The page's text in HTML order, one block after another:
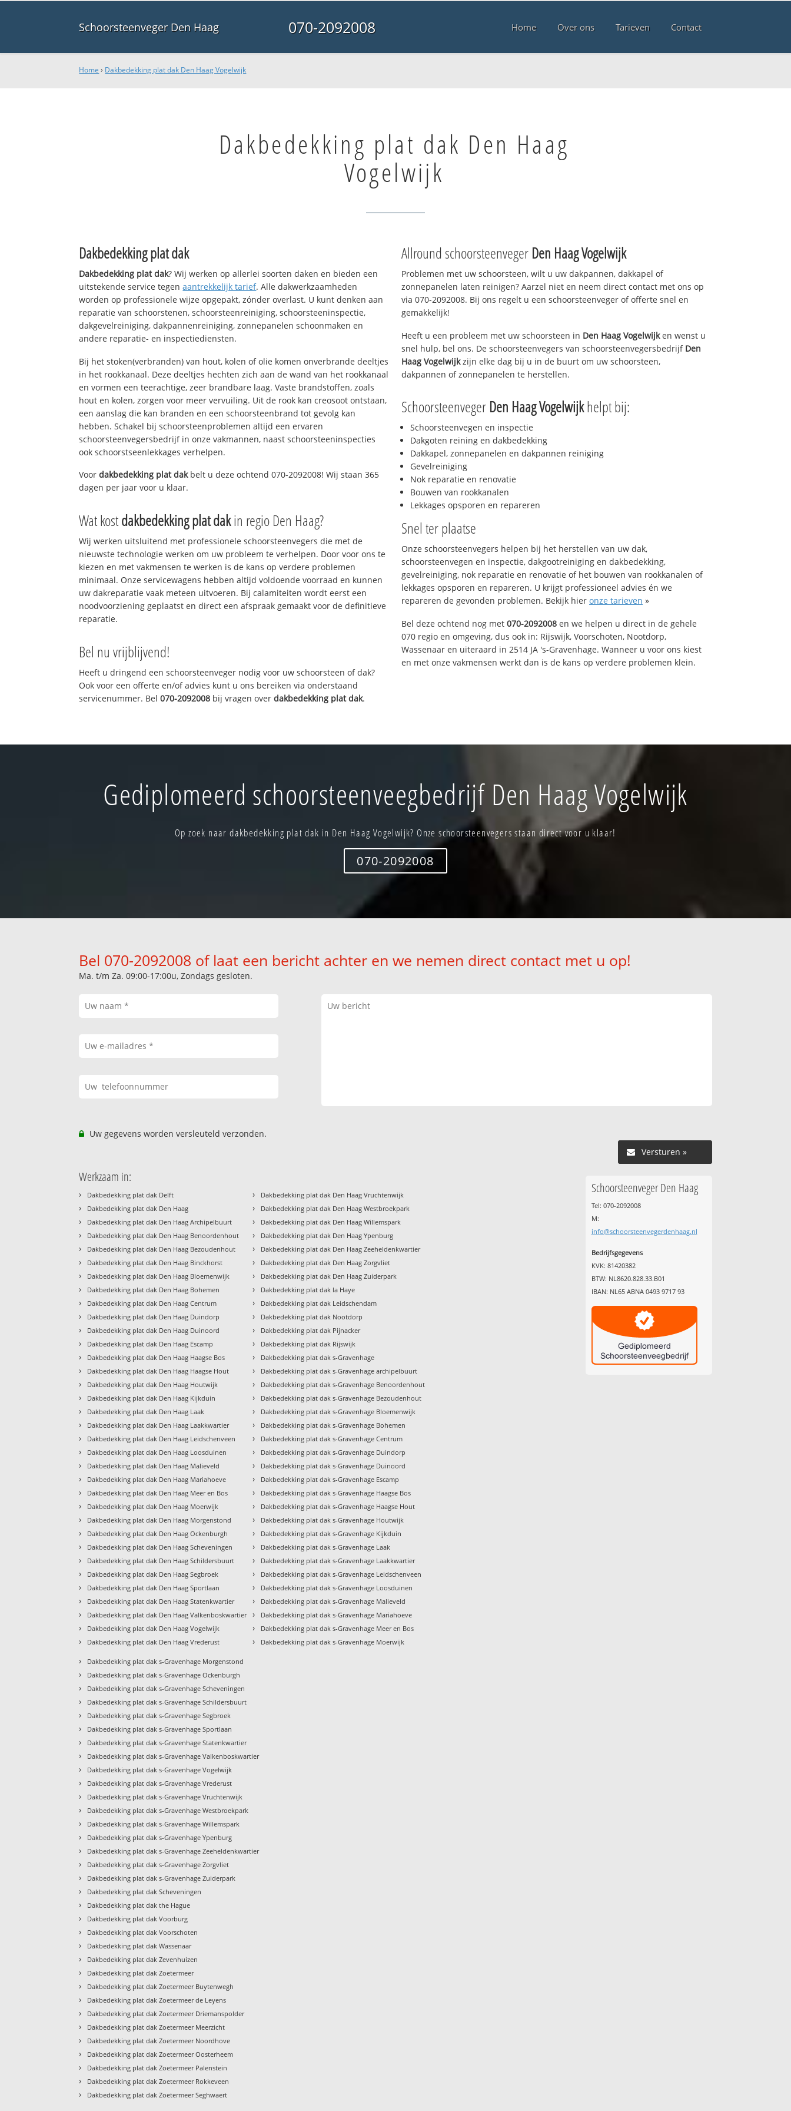
Schoorsteenveger Den Haag 070-2092008 Home Over ons Tarieven Contact
Home › Dakbedekking plat dak Den Haag Vogelwijk
Dakbedekking plat dak Den Haag
Vogelwijk
Dakbedekking plat dak
Dakbedekking plat dak? Wij werken op allerlei soorten daken en bieden een
uitstekende service tegenaantrekkelijk tarief. Alle dakwerkzaamheden
worden op professionele wijze opgepakt, zónder overlast. U kunt denken aan
reparatie van schoorstenen, schoorsteenreiniging, schoorsteeninspectie,
dakgevelreiniging, dakpannenreiniging, zonnepanelen schoonmaken en
andere reparatie- en inspectiediensten.
Bij het stoken(verbranden) van hout, kolen of olie komen onverbrande deeltjes
in het rookkanaal. Deze deeltjes hechten zich aan de wand van het rookkanaal
en vormen een teerachtige, zeer brandbare laag. Vaste brandstoffen, zoals
hout en kolen, zorgen voor meer vervuiling. Uit de rook kan creosoot ontstaan,
een aanslag die kan branden en een schoorsteenbrand tot gevolg kan
hebben. Schakel bij schoorsteenproblemen altijd een ervaren
schoorsteenvegersbedrijf in onze vakmannen, naast schoorsteeninspecties
ook schoorstseenlekkages verhelpen.
Voordakbedekking plat dakbelt u deze ochtend 070-2092008! Wij staan 365
dagen per jaar voor u klaar.
Wat kostdakbedekking plat dakin regio Den Haag?
Wij werken uitsluitend met professionele schoorsteenvegers die met de
nieuwste technologie werken om uw probleem te verhelpen. Door voor ons te
kiezen en met vakmensen te werken is de kans op verdere problemen
minimaal. Onze servicewagens hebben altijd voldoende voorraad en kunnen
uw dakreparatie vaak meteen uitvoeren. Bij calamiteiten wordt eerst een
noodvoorziening geplaatst en direct een afspraak gemaakt voor de definitieve
reparatie.
Bel nu vrijblijvend!
Heeft u dringend een schoorsteenveger nodig voor uw schoorsteen of dak?
Ook voor een offerte en/of advies kunt u ons bereiken via onderstaand
servicenummer. Bel070-2092008 bij vragen overdakbedekking plat dak.
Allround schoorsteenveger Den Haag Vogelwijk
Problemen met uw schoorsteen, wilt u uw dakpannen, dakkapel of
zonnepanelen laten reinigen? Aarzel niet en neem direct contact met ons op
via 070-2092008. Bij ons regelt u een schoorsteenveger of offerte snel en
gemakkelijk!
Heeft u een probleem met uw schoorsteen in Den Haag Vogelwijken wenst u
snel hulp, bel ons. De schoorsteenvegers van schoorsteenvegersbedrijf Den
Haag Vogelwijkzijn elke dag bij u in de buurt om uw schoorsteen,
dakpannen of zonnepanelen te herstellen.
Schoorsteenveger Den Haag Vogelwijkhelpt bij:
Schoorsteenvegen en inspectie
Dakgoten reining en dakbedekking
Dakkapel, zonnepanelen en dakpannen reiniging
Gevelreiniging
Nok reparatie en renovatie
Bouwen van rookkanalen
Lekkages opsporen en repareren
Snel ter plaatse
Onze schoorsteenvegers helpen bij het herstellen van uw dak,
schoorsteenvegen en inspectie, dakgootreiniging en dakbedekking,
gevelreiniging, nok reparatie en renovatie of het bouwen van rookkanalen of
lekkages opsporen en repareren. U krijgt professioneel advies én we
repareren de gevonden problemen. Bekijk hier onze tarieven »
Bel deze ochtend nog met 070-2092008 en we helpen u direct in de gehele
070 regio en omgeving, dus ook in: Rijswijk, Voorschoten, Nootdorp,
Wassenaar en uiteraard in 2514 JA 's-Gravenhage. Wanneer u voor ons kiest
en met onze vakmensen werkt dan is de kans op verdere problemen klein.
Gediplomeerd schoorsteenveegbedrijf Den Haag Vogelwijk
Op zoek naar dakbedekking plat dak in Den Haag Vogelwijk? Onze schoorsteenvegers staan direct voor u klaar!
070-2092008
Bel 070-2092008 of laat een bericht achter en we nemen direct contact met u op!
Ma. t/m Za. 09:00-17:00u, Zondags gesloten.
Uw gegevens worden versleuteld verzonden.
Versturen »
Werkzaam in:
› Dakbedekking plat dak Delft
› Dakbedekking plat dak Den Haag
› Dakbedekking plat dak Den Haag Archipelbuurt
› Dakbedekking plat dak Den Haag Benoordenhout
› Dakbedekking plat dak Den Haag Bezoudenhout
› Dakbedekking plat dak Den Haag Binckhorst
› Dakbedekking plat dak Den Haag Bloemenwijk
› Dakbedekking plat dak Den Haag Bohemen
› Dakbedekking plat dak Den Haag Centrum
› Dakbedekking plat dak Den Haag Duindorp
› Dakbedekking plat dak Den Haag Duinoord
› Dakbedekking plat dak Den Haag Escamp
› Dakbedekking plat dak Den Haag Haagse Bos
› Dakbedekking plat dak Den Haag Haagse Hout
› Dakbedekking plat dak Den Haag Houtwijk
› Dakbedekking plat dak Den Haag Kijkduin
› Dakbedekking plat dak Den Haag Laak
› Dakbedekking plat dak Den Haag Laakkwartier
› Dakbedekking plat dak Den Haag Leidschenveen
› Dakbedekking plat dak Den Haag Loosduinen
› Dakbedekking plat dak Den Haag Malieveld
› Dakbedekking plat dak Den Haag Mariahoeve
› Dakbedekking plat dak Den Haag Meer en Bos
› Dakbedekking plat dak Den Haag Moerwijk
› Dakbedekking plat dak Den Haag Morgenstond
› Dakbedekking plat dak Den Haag Ockenburgh
› Dakbedekking plat dak Den Haag Scheveningen
› Dakbedekking plat dak Den Haag Schildersbuurt
› Dakbedekking plat dak Den Haag Segbroek
› Dakbedekking plat dak Den Haag Sportlaan
› Dakbedekking plat dak Den Haag Statenkwartier
› Dakbedekking plat dak Den Haag Valkenboskwartier
› Dakbedekking plat dak Den Haag Vogelwijk
› Dakbedekking plat dak Den Haag Vrederust
› Dakbedekking plat dak Den Haag Vruchtenwijk
› Dakbedekking plat dak Den Haag Westbroekpark
› Dakbedekking plat dak Den Haag Willemspark
› Dakbedekking plat dak Den Haag Ypenburg
› Dakbedekking plat dak Den Haag Zeeheldenkwartier
› Dakbedekking plat dak Den Haag Zorgvliet
› Dakbedekking plat dak Den Haag Zuiderpark
› Dakbedekking plat dak la Haye
› Dakbedekking plat dak Leidschendam
› Dakbedekking plat dak Nootdorp
› Dakbedekking plat dak Pijnacker
› Dakbedekking plat dak Rijswijk
› Dakbedekking plat dak s-Gravenhage
› Dakbedekking plat dak s-Gravenhage archipelbuurt
› Dakbedekking plat dak s-Gravenhage Benoordenhout
› Dakbedekking plat dak s-Gravenhage Bezoudenhout
› Dakbedekking plat dak s-Gravenhage Bloemenwijk
› Dakbedekking plat dak s-Gravenhage Bohemen
› Dakbedekking plat dak s-Gravenhage Centrum
› Dakbedekking plat dak s-Gravenhage Duindorp
› Dakbedekking plat dak s-Gravenhage Duinoord
› Dakbedekking plat dak s-Gravenhage Escamp
› Dakbedekking plat dak s-Gravenhage Haagse Bos
› Dakbedekking plat dak s-Gravenhage Haagse Hout
› Dakbedekking plat dak s-Gravenhage Houtwijk
› Dakbedekking plat dak s-Gravenhage Kijkduin
› Dakbedekking plat dak s-Gravenhage Laak
› Dakbedekking plat dak s-Gravenhage Laakkwartier
› Dakbedekking plat dak s-Gravenhage Leidschenveen
› Dakbedekking plat dak s-Gravenhage Loosduinen
› Dakbedekking plat dak s-Gravenhage Malieveld
› Dakbedekking plat dak s-Gravenhage Mariahoeve
› Dakbedekking plat dak s-Gravenhage Meer en Bos
› Dakbedekking plat dak s-Gravenhage Moerwijk
› Dakbedekking plat dak s-Gravenhage Morgenstond
› Dakbedekking plat dak s-Gravenhage Ockenburgh
› Dakbedekking plat dak s-Gravenhage Scheveningen
› Dakbedekking plat dak s-Gravenhage Schildersbuurt
› Dakbedekking plat dak s-Gravenhage Segbroek
› Dakbedekking plat dak s-Gravenhage Sportlaan
› Dakbedekking plat dak s-Gravenhage Statenkwartier
› Dakbedekking plat dak s-Gravenhage Valkenboskwartier
› Dakbedekking plat dak s-Gravenhage Vogelwijk
› Dakbedekking plat dak s-Gravenhage Vrederust
› Dakbedekking plat dak s-Gravenhage Vruchtenwijk
› Dakbedekking plat dak s-Gravenhage Westbroekpark
› Dakbedekking plat dak s-Gravenhage Willemspark
› Dakbedekking plat dak s-Gravenhage Ypenburg
› Dakbedekking plat dak s-Gravenhage Zeeheldenkwartier
› Dakbedekking plat dak s-Gravenhage Zorgvliet
› Dakbedekking plat dak s-Gravenhage Zuiderpark
› Dakbedekking plat dak Scheveningen
› Dakbedekking plat dak the Hague
› Dakbedekking plat dak Voorburg
› Dakbedekking plat dak Voorschoten
› Dakbedekking plat dak Wassenaar
› Dakbedekking plat dak Zevenhuizen
› Dakbedekking plat dak Zoetermeer
› Dakbedekking plat dak Zoetermeer Buytenwegh
› Dakbedekking plat dak Zoetermeer de Leyens
› Dakbedekking plat dak Zoetermeer Driemanspolder
› Dakbedekking plat dak Zoetermeer Meerzicht
› Dakbedekking plat dak Zoetermeer Noordhove
› Dakbedekking plat dak Zoetermeer Oosterheem
› Dakbedekking plat dak Zoetermeer Palenstein
› Dakbedekking plat dak Zoetermeer Rokkeveen
› Dakbedekking plat dak Zoetermeer Seghwaert
Schoorsteenveger Den Haag
Tel: 070-2092008
M:
info@schoorsteenvegerdenhaag.nl
Bedrijfsgegevens
KVK: 81420382
BTW: NL8620.828.33.B01
IBAN: NL65 ABNA 0493 9717 93